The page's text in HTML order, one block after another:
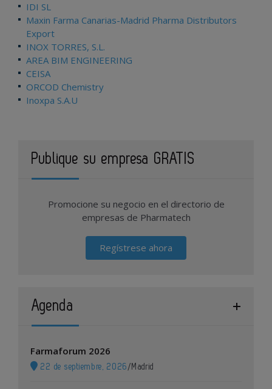
IDI SL
Maxin Farma Canarias-Madrid Pharma Distributors
Export
INOX TORRES, S.L.
AREA BIM ENGINEERING
CEISA
ORCOD Chemistry
Inoxpa S.A.U
Publique su empresa GRATIS
Promocione su negocio en el directorio de
empresas de Pharmatech
Regístrese ahora
Agenda
Farmaforum 2026
22 de septiembre, 2026 / Madrid